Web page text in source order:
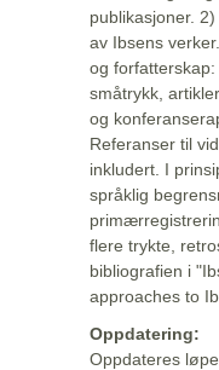
publikasjoner.
av Ibsens
og forfatterskap:
småtrykk,
og
Referanser til
inkludert. I
språklig
flere trykte,
bibliografien i
approaches to
Oppdatering:
Oppdateres